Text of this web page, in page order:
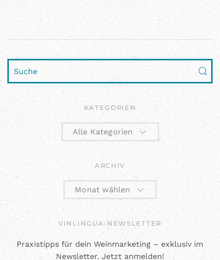
KATEGORIEN
Alle Kategorien
ARCHIV
Monat wählen
VINLINGUA-NEWSLETTER
Praxistipps für dein Weinmarketing – exklusiv im
Newsletter. Jetzt anmelden!